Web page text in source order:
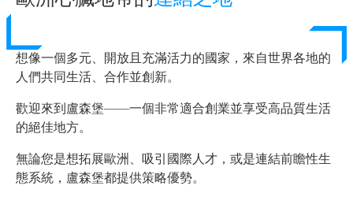
想像一個多元、開放且充滿活力的國家，來自世界各地的
人們共同生活、合作並創新。
歡迎來到盧森堡——一個非常適合創業並享受高品質生活
的絕佳地方。
無論您是想拓展歐洲、吸引國際人才，或是連結前瞻性生
態系統，盧森堡都提供策略優勢。